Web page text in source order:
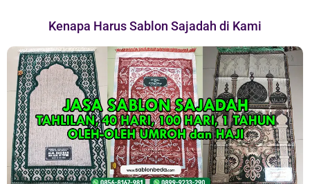
Kenapa Harus Sablon Sajadah di Kami